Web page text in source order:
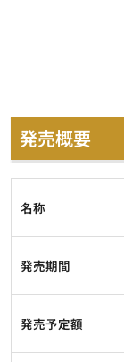
発売概要
名称
発売期間
発売予定額